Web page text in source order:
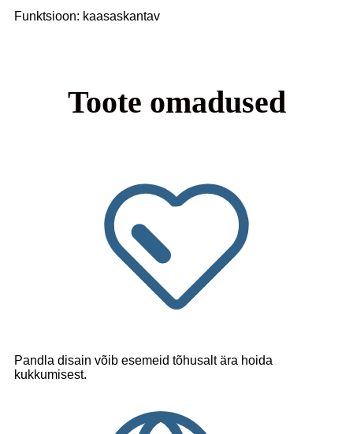
Funktsioon: kaasaskantav
Toote omadused
Pandla disain võib esemeid tõhusalt ära hoida
kukkumisest.